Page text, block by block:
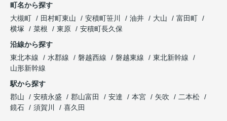
町名から探す
大槻町
田村町東山 安積町笹川 油井 大山
富田町
横塚
菜根 東原
安積町長久保
沿線から探す
東北本線
水郡線 磐越西線 磐越東線
東北新幹線
山形新幹線
駅から探す
郡山
安積永盛 郡山富田 安達 本宮 矢吹
二本松
鏡石
須賀川 喜久田